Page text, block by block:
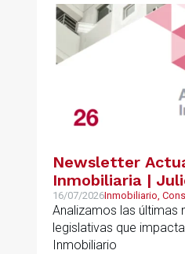
Newsletter
Inmobiliaria |
16/07/2026Inmobiliario,
Urbanismo
Analizamos las últimas
legislativas que
Inmobiliario